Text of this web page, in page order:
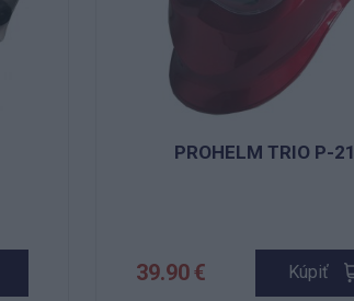
PROHELM TRIO P-21
39.90 € Kúpiť